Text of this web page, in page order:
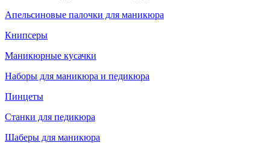
Апельсиновые палочки для маникюра
Книпсеры
Маникюрные кусачки
Наборы для маникюра и педикюра
Пинцеты
Станки для педикюра
Шаберы для маникюра